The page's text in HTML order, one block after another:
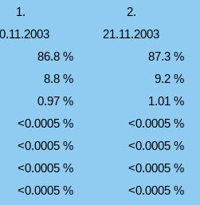
1.
2.
21.11.2003
86.8 %
87.3 %
8.8 %
9.2 %
0.97 %
1.01 %
<0.0005 %
<0.0005 %
<0.0005 %
<0.0005 %
<0.0005 %
<0.0005 %
<0.0005 %
<0.0005 %